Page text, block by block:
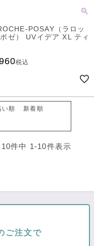
POSAY（ラロッ
ゼ） UVイデア XL ティ
税込
い順 新着順
10件中 1-10件表示
ご注文で